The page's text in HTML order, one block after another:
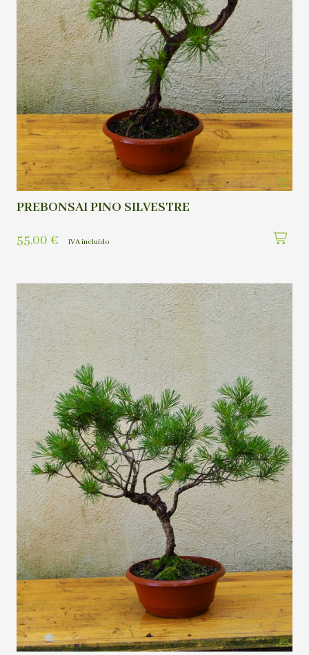
PREBONSAI PINO SILVESTRE
55,00 € IVA incluído